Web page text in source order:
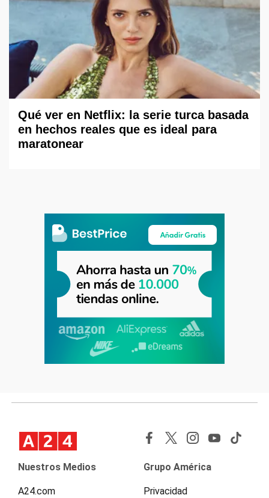
Qué ver en Netflix: la serie turca basada
en hechos reales que es ideal para
maratonear
Nuestros Medios
A24.com
Grupo América
Privacidad